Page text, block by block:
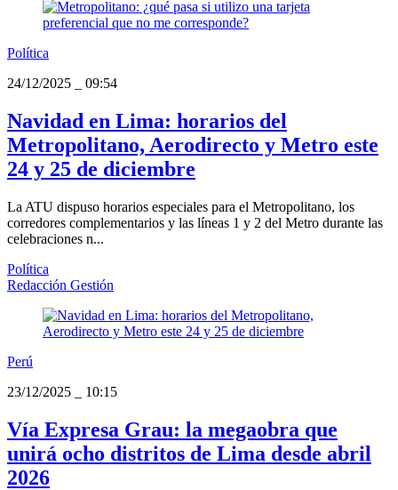
Política
24/12/2025
09:54
Navidad en Lima: horarios del
Metropolitano, Aerodirecto y Metro este
24 y 25 de diciembre
La ATU dispuso horarios especiales para el Metropolitano, los
corredores complementarios y las líneas 1 y 2 del Metro durante las
celebraciones n...
Política
Redacción Gestión
Perú
23/12/2025
10:15
Vía Expresa Grau: la megaobra que
unirá ocho distritos de Lima desde abril
2026